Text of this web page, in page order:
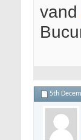
vand
5th